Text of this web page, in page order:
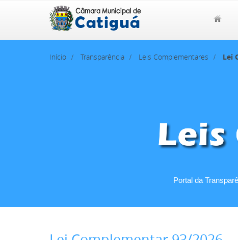
Início Transparência Leis Complementares Lei
Portal da